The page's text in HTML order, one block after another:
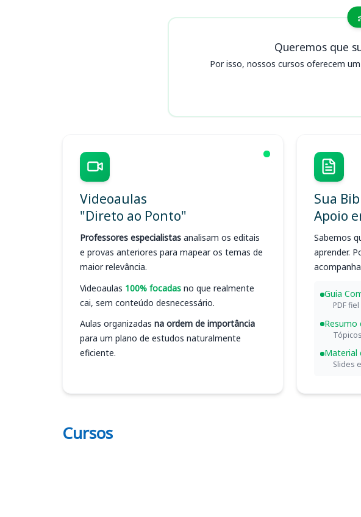
Cursos UFABC (SP)
Queremos que
Por isso, nossos cursos oferecem
Videoaulas
"Direto ao Ponto"
Professores especialistas analisam os editais
e provas anteriores para mapear os temas de
maior relevância.
Videoaulas 100% focadas no que realmente
cai, sem conteúdo desnecessário.
Aulas organizadas na ordem de importância
para um plano de estudos naturalmente
eficiente.
Sua
Apoio
Sabemos
aprender.
Guia
PDF
Resumo
Material
Slides
Cursos